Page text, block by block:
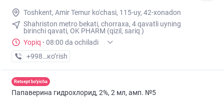
Toshkent, Amir Temur ko'chasi, 115-uy, 42-xonadon
Shahriston metro bekati, chorraxa, 4 qavatli uyning
birinchi qavati, OK PHARM (qizil, sariq )
Yopiq · 08:00 da ochiladi
+998 (90) XXX-XX-XX
кo’rish
Retsept bo'yicha
Папаверина гидрохлорид, 2%, 2 мл, амп. №5